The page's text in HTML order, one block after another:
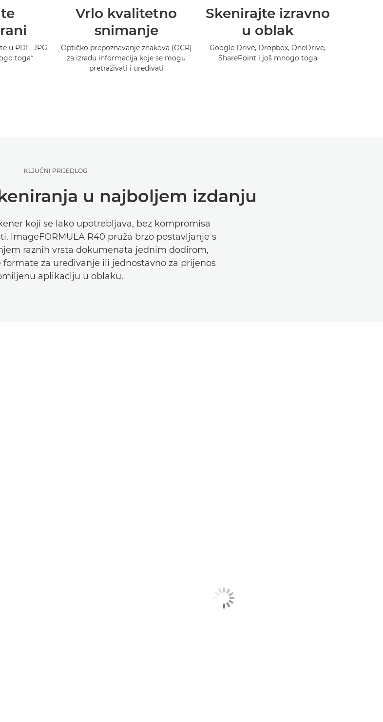
u PDF, JPG,
toga*
Vrlo kvalitetno
snimanje
Optičko prepoznavanje znakova (OCR)
za izradu informacija koje se mogu
pretraživati i uređivati
Skenirajte izravno
u oblak
Google Drive, Dropbox, OneDrive,
SharePoint i još mnogo toga
KLJUČNI PRIJEDLOG
u najboljem izdanju
koji se lako upotrebljava, bez kompromisa
imageFORMULA R40 pruža brzo postavljanje s
raznih vrsta dokumenata jednim dodirom,
za uređivanje ili jednostavno za prijenos
aplikaciju u oblaku.